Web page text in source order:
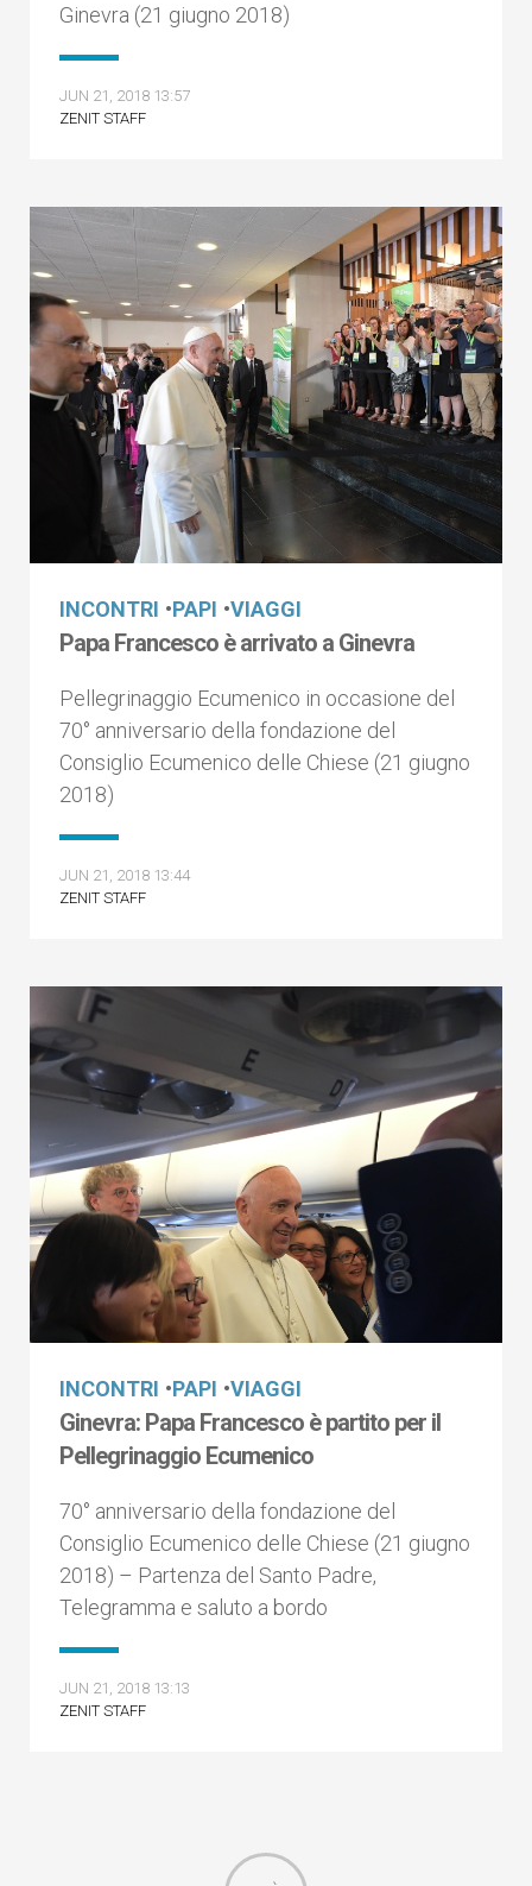
Ginevra (21 giugno 2018)
JUN 21, 2018 13:57
ZENIT STAFF
INCONTRI •PAPI •VIAGGI
Papa Francesco è arrivato a Ginevra
Pellegrinaggio Ecumenico in occasione del
70° anniversario della fondazione del
Consiglio Ecumenico delle Chiese (21 giugno
2018)
JUN 21, 2018 13:44
ZENIT STAFF
INCONTRI •PAPI •VIAGGI
Ginevra: Papa Francesco è partito per il
Pellegrinaggio Ecumenico
70° anniversario della fondazione del
Consiglio Ecumenico delle Chiese (21 giugno
2018) – Partenza del Santo Padre,
Telegramma e saluto a bordo
JUN 21, 2018 13:13
ZENIT STAFF